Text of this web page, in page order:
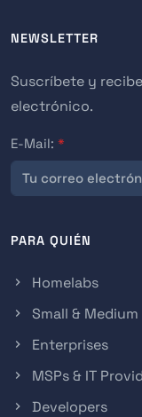
NEWSLETTER
Suscríbete y
electrónico.
E-Mail: *
PARA QUIÉN
Homelabs
Small &
Enterprises
MSPs & IT
Developers